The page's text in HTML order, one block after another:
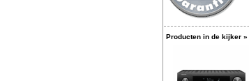
Producten in de kijker »